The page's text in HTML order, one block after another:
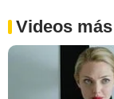
Videos